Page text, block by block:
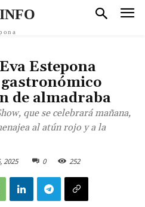
Estepona
gastronómico
de almadraba
que se celebrará mañana,
al atún rojo y a la
2025 0 252